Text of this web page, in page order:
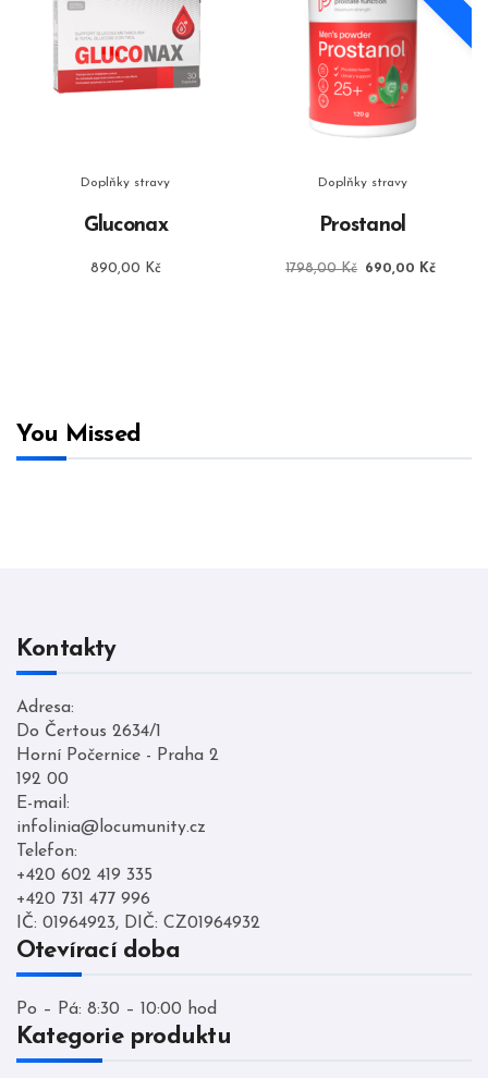
Doplňky stravy
Gluconax
890,00 Kč
Doplňky stravy
Prostanol
1798,00Kč
Původní
690,00 Kč
You Missed
Kontakty
Adresa:
Do Čertous 2634/1
Horní Počernice - Praha 2
192 00
E-mail:
infolinia@locumunity.cz
Telefon:
+420 602 419 335
+420 731 477 996
IČ: 01964923, DIČ: CZ01964932
Otevírací doba
Po – Pá: 8:30 – 10:00 hod
Kategorie produktu